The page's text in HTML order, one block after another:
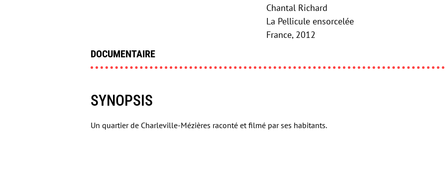
Chantal Richard
La Pellicule ensorcelée
France, 2012
DOCUMENTAIRE
SYNOPSIS
Un quartier de Charleville-Mézières raconté et filmé par ses habitants.